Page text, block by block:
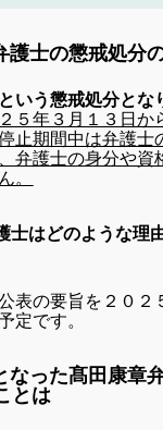
士の懲戒処分
いう懲戒処分とな
５年３月１３日か
止期間中は弁護士
弁護士の身分や資
。
はどのような理
の要旨を２０２
定です。
った髙田康章
とは